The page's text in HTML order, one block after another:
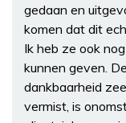
gedaan en
komen dat dit
Ik heb ze ook
kunnen geven.
dankbaarheid
vermist, is